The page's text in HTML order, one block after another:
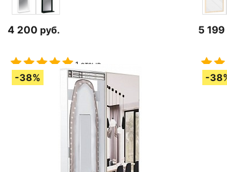
4 200 руб.
1 отзыв
5 199